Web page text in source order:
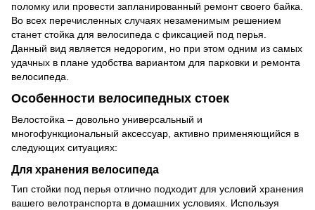
поломку или провести запланированный ремонт своего байка.
Во всех перечисленных случаях незаменимым решением
станет стойка для велосипеда с фиксацией под перья.
Данный вид является недорогим, но при этом одним из самых
удачных в плане удобства вариантом для парковки и ремонта
велосипеда.
Особенности велосипедных стоек
Велостойка – довольно универсальный и
многофункциональный аксессуар, активно применяющийся в
следующих ситуациях:
Для хранения велосипеда
Тип стойки под перья отлично подходит для условий хранения
вашего велотранспорта в домашних условиях. Используя